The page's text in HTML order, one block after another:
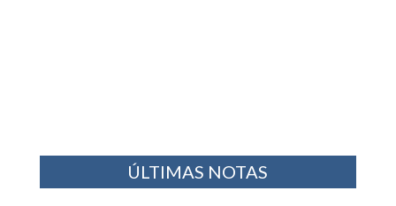
ÚLTIMAS NOTAS